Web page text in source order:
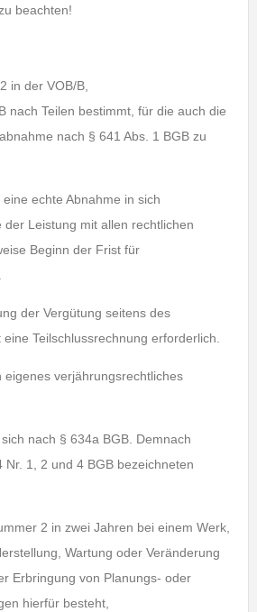
beachten!
in der VOB/B,
nach Teilen bestimmt, für die auch die
nach § 641 Abs. 1 BGB zu
echte Abnahme in sich
der Leistung mit allen rechtlichen
Beginn der Frist für
der Vergütung seitens des
Teilschlussrechnung erforderlich.
verjährungsrechtliches
nach § 634a BGB. Demnach
1, 2 und 4 BGB bezeichneten
2 in zwei Jahren bei einem Werk,
Wartung oder Veränderung
Erbringung von Planungs- oder
hierfür besteht,